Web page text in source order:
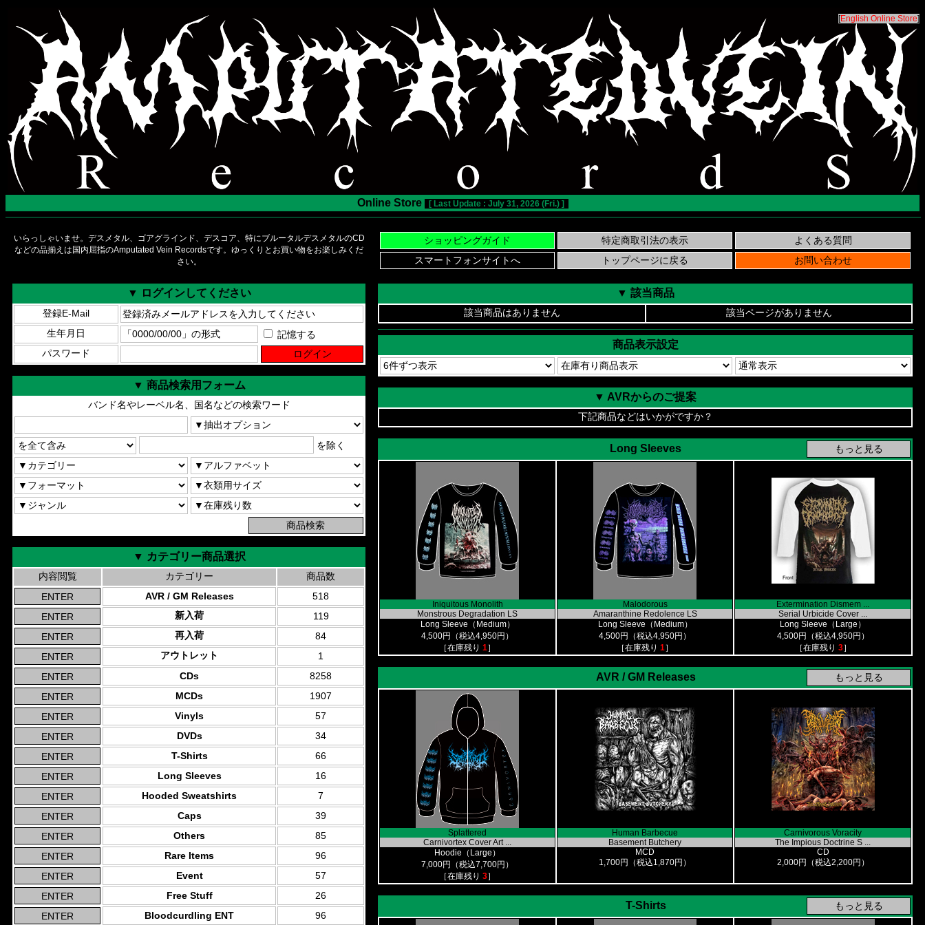
[English Online Store]
Online Store [ Last Update : July 31, 2026 (Fri.) ]
いらっしゃいませ。デスメタル、ゴアグラインド、デスコア、特にブルータルデスメタルのCD
などの品揃えは国内屈指のAmputated Vein Recordsです。ゆっくりとお買い物をお楽しみくだ
さい。
▼ ログインしてください
登録E-Mail
生年月日
記憶する
パスワード
▼ 商品検索用フォーム
バンド名やレーベル名、国名などの検索ワード
を除く
▼ カテゴリー商品選択
内容閲覧 カテゴリー
商品数
AVR / GM Releases
518
新入荷
119
再入荷
84
アウトレット
1
CDs
8258
MCDs
1907
Vinyls
57
DVDs
34
T-Shirts
66
Long Sleeves
16
Hooded Sweatshirts
7
Caps
39
Others
85
Rare Items
96
Event
57
Free Stuff
26
Bloodcurdling ENT
96
▼ 該当商品
該当商品はありません 該当ページがありません
商品表示設定
▼ AVRからのご提案
下記商品などはいかがですか？
Long Sleeves
Iniquitous Monolith
Monstrous Degradation LS
Long Sleeve（Medium）
4,500円（税込4,950円）
［在庫残り 1］
Malodorous
Amaranthine Redolence LS
Long Sleeve（Medium）
4,500円（税込4,950円）
［在庫残り 1］
Extermination Dismem ...
Serial Urbicide Cover ...
Long Sleeve（Large）
4,500円（税込4,950円）
［在庫残り 3］
AVR / GM Releases
Splattered
Carnivortex Cover Art ...
Hoodie（Large）
7,000円（税込7,700円）
［在庫残り 3］
Human Barbecue
Basement Butchery
MCD
1,700円（税込1,870円）
Carnivorous Voracity
The Impious Doctrine S ...
CD
2,000円（税込2,200円）
T-Shirts